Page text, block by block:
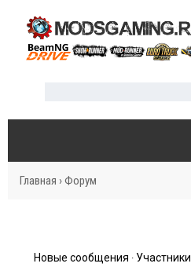
Главная ›Форум
Новые сообщения · Участники